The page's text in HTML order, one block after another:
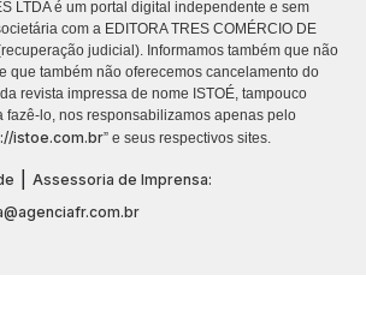
LTDA é um portal digital independente e sem
com a EDITORA TRES COMÉRCIO DE
judicial). Informamos também que não
que também não oferecemos cancelamento do
revista impressa de nome ISTOÉ, tampouco
fazê-lo, nos responsabilizamos apenas pelo
istoe.com.br” e seus respectivos sites.
Assessoria de Imprensa: